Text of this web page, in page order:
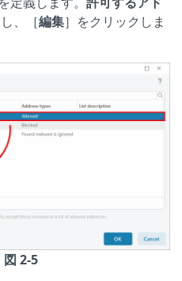
、［編集］をクリックしま
図 2-5